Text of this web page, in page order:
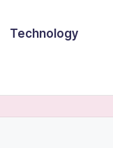
Technology